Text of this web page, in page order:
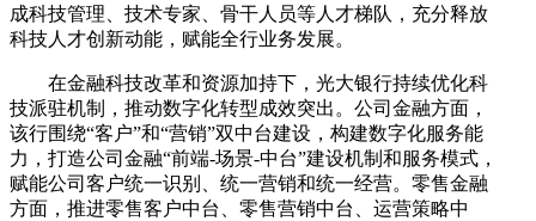
成科技管理、技术专家、骨干人员等人才梯队，充分释放
科技人才创新动能，赋能全行业务发展。
在金融科技改革和资源加持下，光大银行持续优化科
技派驻机制，推动数字化转型成效突出。公司金融方面，
该行围绕“客户”和“营销”双中台建设，构建数字化服务能
力，打造公司金融“前端-场景-中台”建设机制和服务模式，
赋能公司客户统一识别、统一营销和统一经营。零售金融
方面，推进零售客户中台、零售营销中台、运营策略中